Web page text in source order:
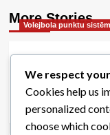
More Stories
Volejbola punktu
Volejbola
pludmales
volejbolā,
Raimonds Kalniņš
Volejbola punktu
We respect
Cookies help us
personalized
choose which